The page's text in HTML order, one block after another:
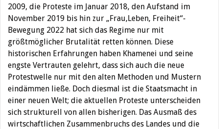
2009, die Proteste im Januar 2018, den Aufstand im
November 2019 bis hin zur „Frau,Leben, Freiheit“-
Bewegung 2022 hat sich das Regime nur mit
größtmöglicher Brutalität retten können. Diese
historischen Erfahrungen haben Khamenei und seine
engste Vertrauten gelehrt, dass sich auch die neue
Protestwelle nur mit den alten Methoden und Mustern
eindämmen ließe. Doch diesmal ist die Staatsmacht in
einer neuen Welt; die aktuellen Proteste unterscheiden
sich strukturell von allen bisherigen. Das Ausmaß des
wirtschaftlichen Zusammenbruchs des Landes und die